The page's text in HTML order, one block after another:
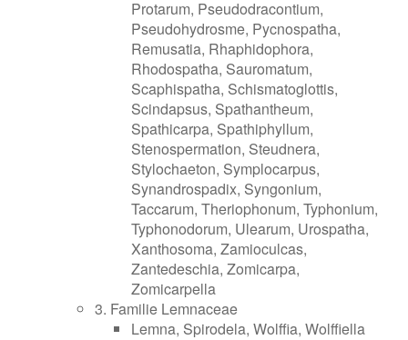
Protarum, Pseudodracontium,
Pseudohydrosme, Pycnospatha,
Remusatia, Rhaphidophora,
Rhodospatha, Sauromatum,
Scaphispatha, Schismatoglottis,
Scindapsus, Spathantheum,
Spathicarpa, Spathiphyllum,
Stenospermation, Steudnera,
Stylochaeton, Symplocarpus,
Synandrospadix, Syngonium,
Taccarum, Theriophonum, Typhonium,
Typhonodorum, Ulearum, Urospatha,
Xanthosoma, Zamioculcas,
Zantedeschia, Zomicarpa,
Zomicarpella
3. Familie Lemnaceae
Lemna, Spirodela, Wolffia, Wolffiella